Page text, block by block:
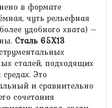
в формате
чуть рельефная
удобного хвата) –
Сталь 65Х13
сталей, подходящих
Это
и сравнительно
сочетания